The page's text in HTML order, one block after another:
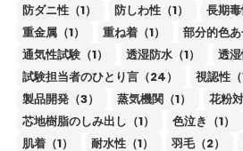
防ダニ性（1）
防しわ性（1） 長期毒
重金属（1）
重ね着（1）
部分的色あ
通気性試験（1）
透湿防水（1） 透湿
試験担当者のひとり言（24）
視認性（
製品開発（3）
蒸気機関（1）
花粉対
芯地樹脂のしみ出し（1）
色泣き（1）
肌着（1）
耐水性（1） 羽毛（2）